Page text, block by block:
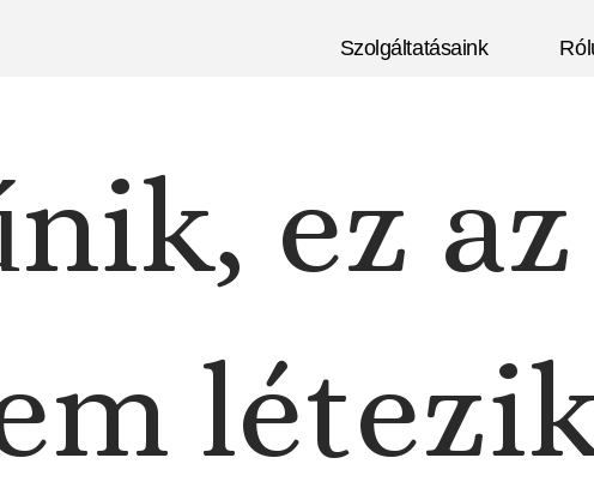
Szolgáltatásaink
ez